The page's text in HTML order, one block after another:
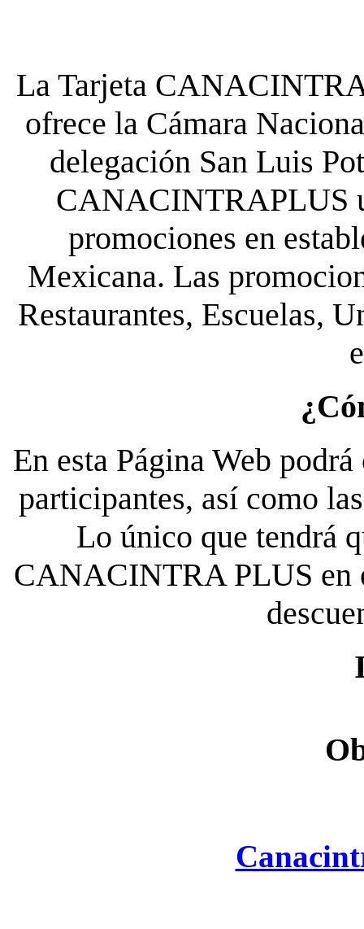
La Tarjeta
ofrece la Cámara
delegación San Luis
CANACINTRAPLUS
promociones en
Mexicana. Las
Restaurantes, Escuelas,
En esta Página Web
participantes, así como
Lo único que tendrá
CANACINTRA PLUS en